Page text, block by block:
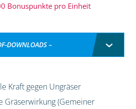
Bonuspunkte pro Einheit
DOWNLOADS –
Kraft gegen Ungräser
Gräserwirkung (Gemeiner